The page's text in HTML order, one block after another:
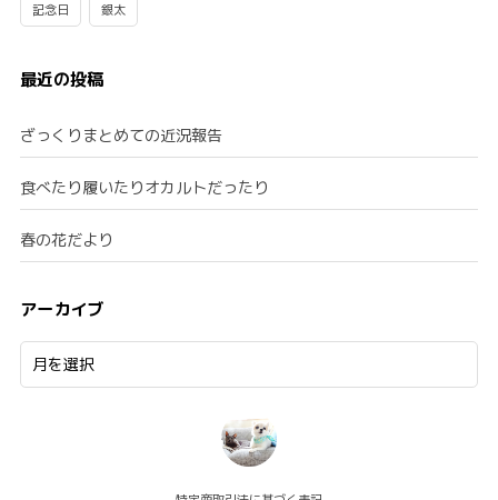
記念日 銀太
最近の投稿
ざっくりまとめての近況報告
食べたり履いたりオカルトだったり
春の花だより
アーカイブ